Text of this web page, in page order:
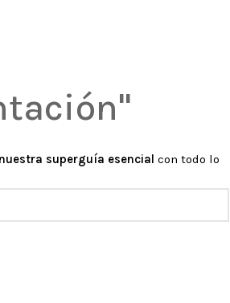
superguía esencial con todo lo